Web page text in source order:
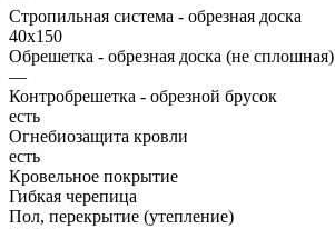
Стропильная система - обрезная доска
40х150
Обрешетка - обрезная доска (не сплошная)
—
Контробрешетка - обрезной брусок
есть
Огнебиозащита кровли
есть
Кровельное покрытие
Гибкая черепица
Пол, перекрытие (утепление)